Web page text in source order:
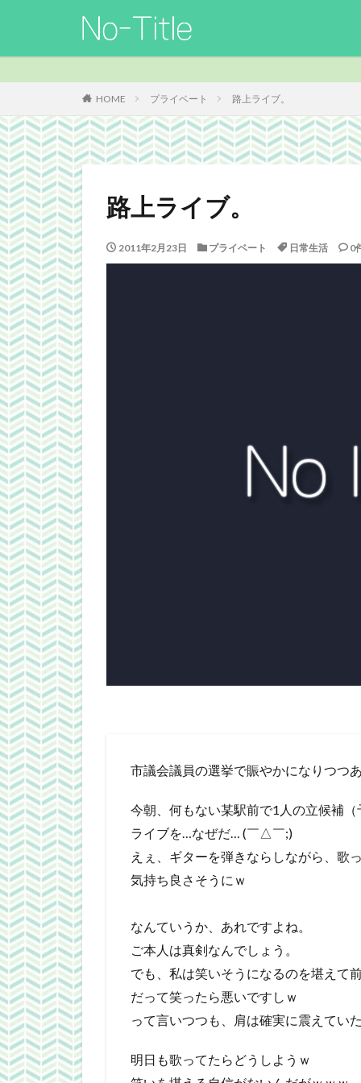
HOME プライベート 路上ライブ。
路上ライブ。
2011年2月23日 プライベート 日常生活 0
市議会議員の選挙で賑やかになりつつ
今朝、何もない某駅前で1人の立候補
ライブを…なぜだ… (￣△￣;)
えぇ、ギターを弾きならしながら、歌
気持ち良さそうにｗ
なんていうか、あれですよね。
ご本人は真剣なんでしょう。
でも、私は笑いそうになるのを堪えて
だって笑ったら悪いですしｗ
って言いつつも、肩は確実に震えてい
明日も歌ってたらどうしようｗ
カテゴリー
タグ
ArcheAge
Webgraphics